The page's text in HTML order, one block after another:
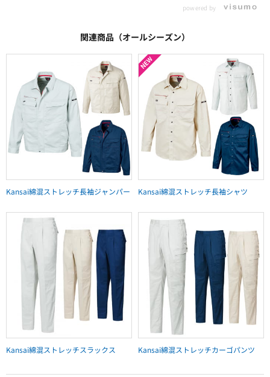
powered by
関連商品（オールシーズン）
Kansai綿混ストレッチ長袖ジャンパー Kansai綿混ストレッチ長袖シャツ
Kansai綿混ストレッチスラックス Kansai綿混ストレッチカーゴパンツ